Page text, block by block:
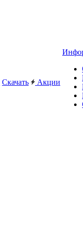
Скачать Акции